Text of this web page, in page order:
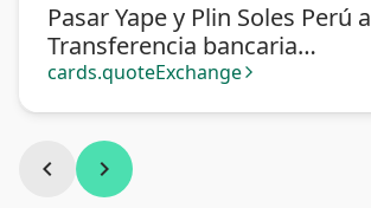
Pasar Yape y Plin Soles Perú a
Transferencia bancaria
Argentina
cards.quoteExchange arrow_forward_ios
chevron_left chevron_right